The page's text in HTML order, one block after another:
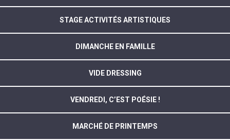
STAGE ACTIVITÉS ARTISTIQUES
DIMANCHE EN FAMILLE
VIDE DRESSING
VENDREDI, C’EST POÉSIE !
MARCHÉ DE PRINTEMPS